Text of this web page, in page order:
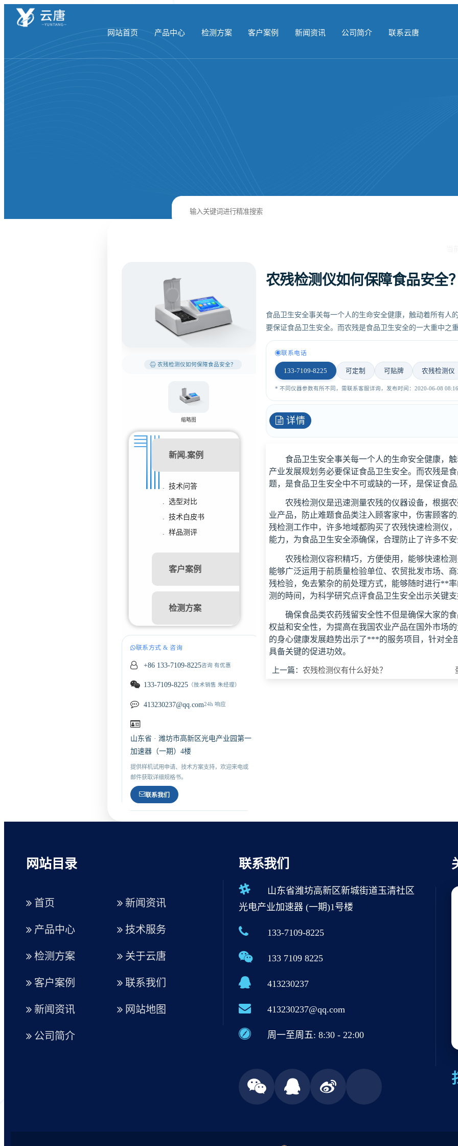
网站首页 产品中心 检测方案 客户案例 新闻资讯 公司简介 联系云唐
农残检测仪如何保障食品安全？
缩略图
新闻.案例
. 技术问答
. 选型对比
. 技术白皮书
. 样品测评
客户案例
检测方案
联系方式 & 咨询
+86 133-7109-8225咨询 有优惠
133-7109-8225（技术销售 朱经理）
413230237@qq.com24h 响应
山东省 · 潍坊市高新区光电产业园第一
加速器（一期）4楼
提供样机试用申请、技术方案支持，欢迎来电或
邮件获取详细规格书。
联系我们
农残检测仪如何保障食品安全
食品卫生安全事关每一个人的生命安全健康，触动着所有人
要保证食品卫生安全。而农残是食品卫生安全的一大重中之
联系电话
133-7109-8225 可定制 可贴牌 农残检测仪
* 不同仪器参数有所不同，需联系客服详询，发布时间：2020-06-08
详情
食品卫生安全事关每一个人的生命安全健康，触
产业发展规划务必要保证食品卫生安全。而农残是
题，是食品卫生安全中不可或缺的一环，是保证食
农残检测仪是迅速测量农残的仪器设备，根据农
业产品，防止难题食品类注入顾客家中，伤害顾客
残检测工作中，许多地域都购买了农残快速检测仪
能力，为食品卫生安全添确保，合理防止了许多不
农残检测仪容积精巧，方便使用，能够快速检测
能够广泛运用于前质量检验单位、农贸批发市场、
残检验，免去繁杂的前处理方式，能够随时进行**
测的時间，为科学研究点评食品卫生安全出示关键
确保食品类农药残留安全性不但是确保大家的食
权益和安全性，为提高在我国农业产品在国外市场
的身心健康发展趋势出示了***的服务项目，针对全
具备关键的促进功效。
上一篇： 农残检测仪有什么好处？
网站目录
首页
产品中心
检测方案
客户案例
新闻资讯
公司简介
新闻资讯
技术服务
关于云唐
联系我们
网站地图
联系我们
山东省潍坊高新区新城街道玉清社区
光电产业加速器 (一期)1号楼
133-7109-8225
133 7109 8225
413230237
413230237@qq.com
周一至周五: 8:30 - 22:00